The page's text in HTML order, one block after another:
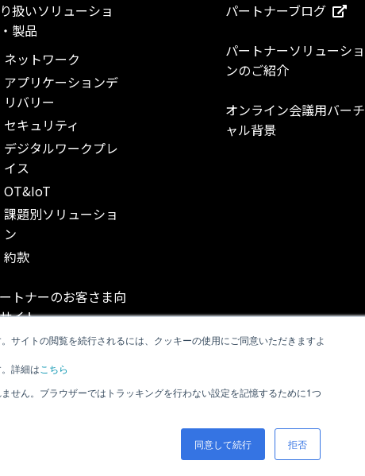
サイトの閲覧を続行されるには、クッキーの使用にご同意いただきますよ
詳細は こちら
せん。ブラウザーではトラッキングを行わない設定を記憶するために1つ
同意して続行 拒否
扱いソリューショ
製品
ネットワーク
アプリケーションデ
リバリー
セキュリティ
デジタルワークプレ
イス
OT&IoT
課題別ソリューショ
ン
約款
トナーのお客さま向
イト
NOP TECH INFO
TSUMUKA v2
Net One cUstnet
パートナーブログ
パートナーソリューショ
ンのご紹介
オンライン会議用バーチ
ャル背景